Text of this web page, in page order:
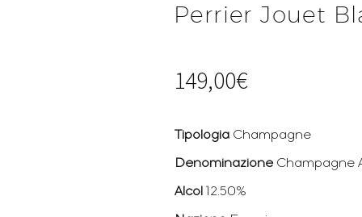
Perrier Jouet
149,00€
Tipologia Champagne
DenominazioneChampagne
Alcol 12.50%